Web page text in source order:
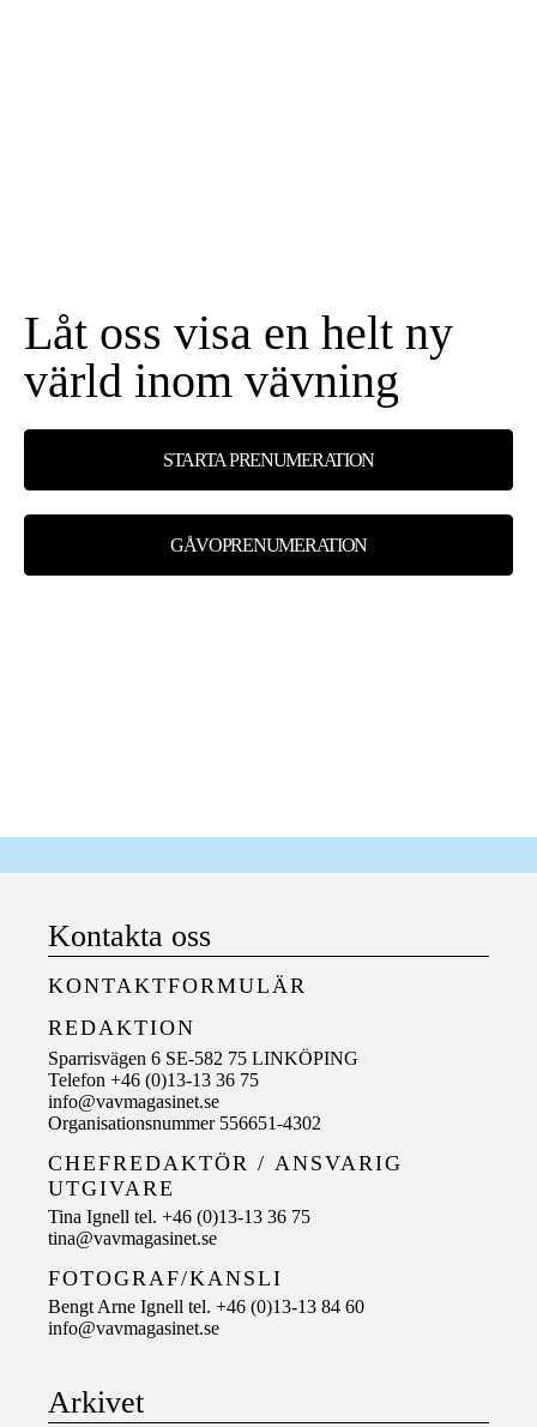
Låt oss visa en helt ny
värld inom vävning
STARTA PRENUMERATION
GÅVOPRENUMERATION
Kontakta oss
KONTAKTFORMULÄR
REDAKTION
Sparrisvägen 6 SE-582 75 LINKÖPING
Telefon +46 (0)13-13 36 75
info@vavmagasinet.se
Organisationsnummer 556651-4302
CHEFREDAKTÖR / ANSVARIG
UTGIVARE
Tina Ignell tel. +46 (0)13-13 36 75
tina@vavmagasinet.se
FOTOGRAF/KANSLI
Bengt Arne Ignell tel. +46 (0)13-13 84 60
info@vavmagasinet.se
Arkivet